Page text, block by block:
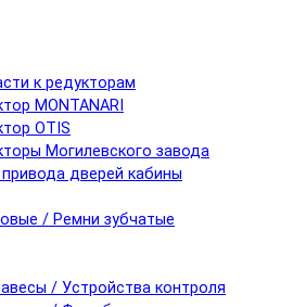
к редукторам
MONTANARI
OTIS
Могилевского завода
дверей кабины
/ Ремни зубчатые
/ Устройства контроля